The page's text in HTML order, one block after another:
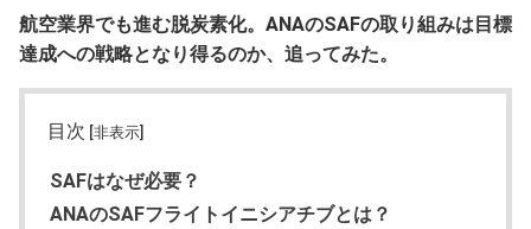
航空業界でも進む脱炭素化。ANAのSAFの取り組みは目標
達成への戦略となり得るのか、追ってみた。
目次 [非表示]
SAFはなぜ必要？
ANAのSAFフライトイニシアチブとは？